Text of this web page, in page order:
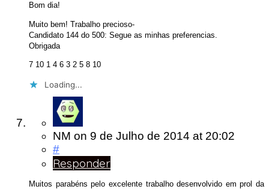
Bom dia!
Muito bem! Trabalho precioso-
Candidato 144 do 500: Segue as minhas preferencias.
Obrigada
7 10 1 4 6 3 2 5 8 10
Loading...
NM on 9 de Julho de 2014 at 20:02
#
Responder
Muitos parabéns pelo excelente trabalho desenvolvido em prol da